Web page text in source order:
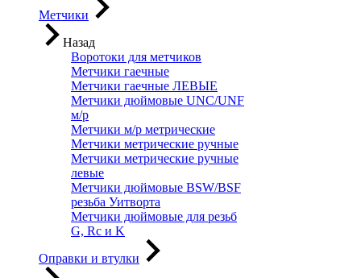
Метчики
Назад
Воротоки для метчиков
Метчики гаечные
Метчики гаечные ЛЕВЫЕ
Метчики дюймовые UNC/UNF
м/р
Метчики м/р метрические
Метчики метрические ручные
Метчики метрические ручные
левые
Метчики дюймовые BSW/BSF
резьба Уитворта
Метчики дюймовые для резьб
G, Rc и K
Оправки и втулки